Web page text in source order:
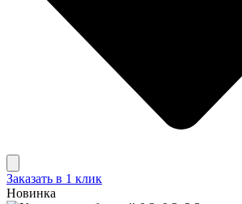
Заказать в 1 клик
Новинка